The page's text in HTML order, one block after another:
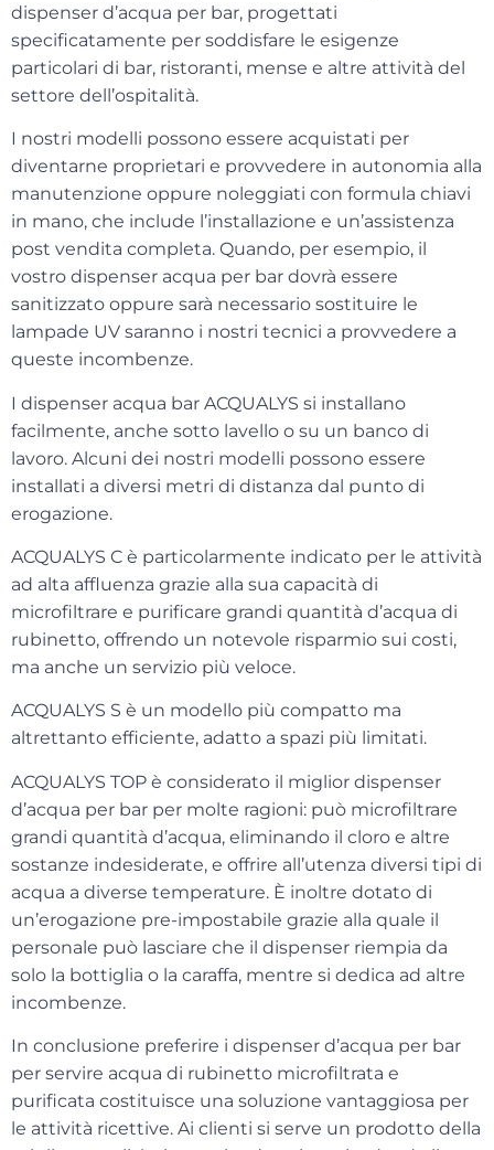
dispenser d’acqua per bar, progettati
specificatamente per soddisfare le esigenze
particolari di bar, ristoranti, mense e altre attività del
settore dell’ospitalità.
I nostri modelli possono essere acquistati per
diventarne proprietari e provvedere in autonomia alla
manutenzione oppure noleggiati con formula chiavi
in mano, che include l’installazione e un’assistenza
post vendita completa. Quando, per esempio, il
vostro dispenser acqua per bar dovrà essere
sanitizzato oppure sarà necessario sostituire le
lampade UV saranno i nostri tecnici a provvedere a
queste incombenze.
I dispenser acqua bar ACQUALYS si installano
facilmente, anche sotto lavello o su un banco di
lavoro. Alcuni dei nostri modelli possono essere
installati a diversi metri di distanza dal punto di
erogazione.
ACQUALYS C è particolarmente indicato per le attività
ad alta affluenza grazie alla sua capacità di
microfiltrare e purificare grandi quantità d’acqua di
rubinetto, offrendo un notevole risparmio sui costi,
ma anche un servizio più veloce.
ACQUALYS S è un modello più compatto ma
altrettanto efficiente, adatto a spazi più limitati.
ACQUALYS TOP è considerato il miglior dispenser
d’acqua per bar per molte ragioni: può microfiltrare
grandi quantità d’acqua, eliminando il cloro e altre
sostanze indesiderate, e offrire all’utenza diversi tipi di
acqua a diverse temperature. È inoltre dotato di
un’erogazione pre-impostabile grazie alla quale il
personale può lasciare che il dispenser riempia da
solo la bottiglia o la caraffa, mentre si dedica ad altre
incombenze.
In conclusione preferire i dispenser d’acqua per bar
per servire acqua di rubinetto microfiltrata e
purificata costituisce una soluzione vantaggiosa per
le attività ricettive. Ai clienti si serve un prodotto della